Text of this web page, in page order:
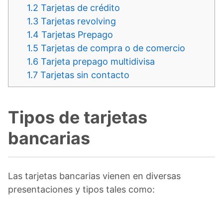
1.2 Tarjetas de crédito
1.3 Tarjetas revolving
1.4 Tarjetas Prepago
1.5 Tarjetas de compra o de comercio
1.6 Tarjeta prepago multidivisa
1.7 Tarjetas sin contacto
Tipos de tarjetas
bancarias
Las tarjetas bancarias vienen en diversas
presentaciones y tipos tales como: